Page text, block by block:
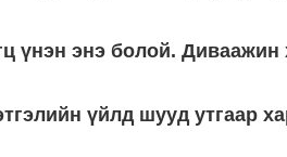
үнэн энэ болой. Диваажин
үйлд шууд утгаар